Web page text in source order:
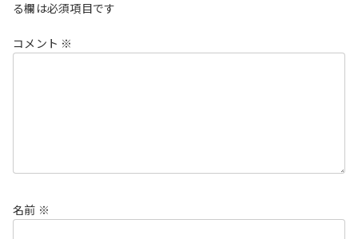
る欄は必須項目です
コメント ※
名前 ※